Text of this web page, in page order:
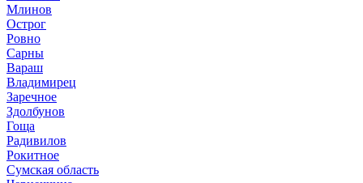
Млинов
Острог
Ровно
Сарны
Вараш
Владимирец
Заречное
Здолбунов
Гоща
Радивилов
Рокитное
Сумская область